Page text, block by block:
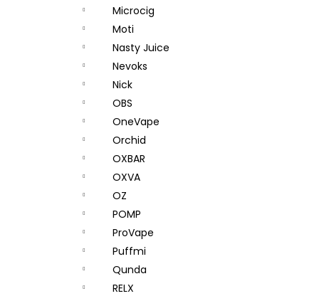
Microcig
Moti
Nasty Juice
Nevoks
Nick
OBS
OneVape
Orchid
OXBAR
OXVA
OZ
POMP
ProVape
Puffmi
Qunda
RELX